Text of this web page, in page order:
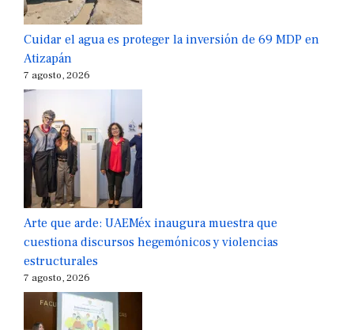
Cuidar el agua es proteger la inversión de 69 MDP en
Atizapán
7 agosto, 2026
Arte que arde: UAEMéx inaugura muestra que
cuestiona discursos hegemónicos y violencias
estructurales
7 agosto, 2026